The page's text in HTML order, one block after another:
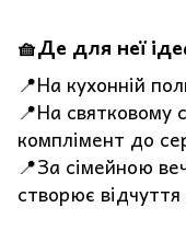
🧺Де для неї
📍На кухонній
📍На святковому
комплімент до
📍За сімейною
створює